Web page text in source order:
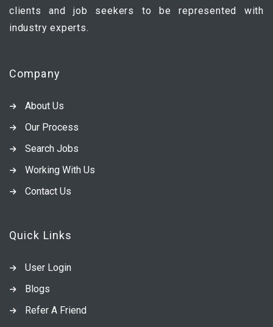
clients and job seekers to be represented with
industry experts.
Company
About Us
Our Process
Search Jobs
Working With Us
Contact Us
Quick Links
User Login
Blogs
Refer A Friend